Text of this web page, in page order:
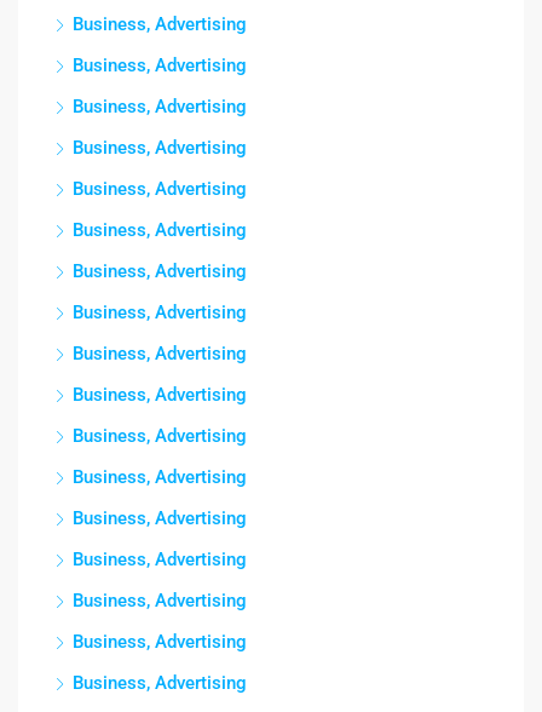
Business, Advertising
Business, Advertising
Business, Advertising
Business, Advertising
Business, Advertising
Business, Advertising
Business, Advertising
Business, Advertising
Business, Advertising
Business, Advertising
Business, Advertising
Business, Advertising
Business, Advertising
Business, Advertising
Business, Advertising
Business, Advertising
Business, Advertising